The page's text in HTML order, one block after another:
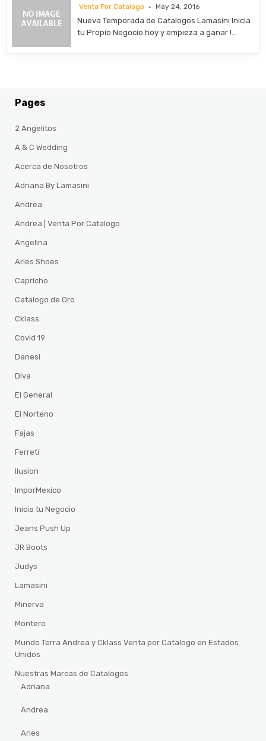
Venta Por Catalogo May 24, 2016
Nueva Temporada de Catalogos Lamasini Inicia
tu Propio Negocio hoy y empieza a ganar !…
Pages
2 Angelitos
A & C Wedding
Acerca de Nosotros
Adriana By Lamasini
Andrea
Andrea | Venta Por Catalogo
Angelina
Arles Shoes
Capricho
Catalogo de Oro
Cklass
Covid 19
Danesi
Diva
El General
El Norteno
Fajas
Ferreti
Ilusion
ImporMexico
Inicia tu Negocio
Jeans Push Up
JR Boots
Judys
Lamasini
Minerva
Montero
Mundo Terra Andrea y Cklass Venta por Catalogo en Estados
Unidos
Nuestras Marcas de Catalogos
Adriana
Andrea
Arles